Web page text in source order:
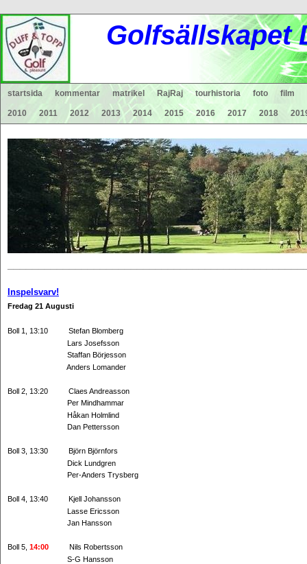
Golfsällskapet
startsida kommentar matrikel RajRaj tourhistoria foto film
2010 2011 2012 2013 2014 2015 2016 2017 2018
Inspelsvarv!
Fredag 21 Augusti
Boll 1, 13:10 Stefan Blomberg
Lars Josefsson
Staffan Börjesson
Anders Lomander
Boll 2, 13:20 Claes Andreasson
Per Mindhammar
Håkan Holmlind
Dan Pettersson
Boll 3, 13:30 Björn Björnfors
Dick Lundgren
Per-Anders Trysberg
Boll 4, 13:40 Kjell Johansson
Lasse Ericsson
Jan Hansson
Boll 5, 14:00 Nils Robertsson
S-G Hansson